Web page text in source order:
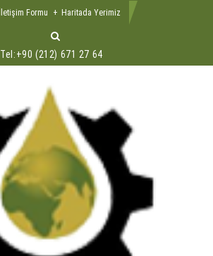
Tel:+90 (212) 671 27 64
İletişim Formu Haritada Yerimiz